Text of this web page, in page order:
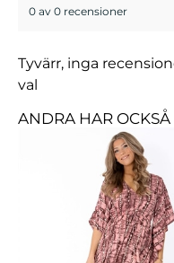
0 av 0 recensioner
Tyvärr, inga
val
ANDRA HAR OCKSÅ